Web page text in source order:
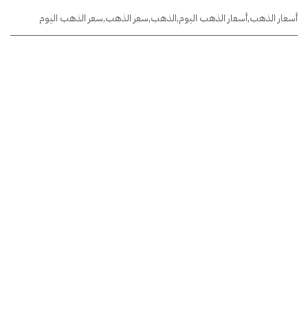
أسعار الذهب,أسعار الذهب اليوم,الذهب,سعر الذهب,سعر الذهب اليوم